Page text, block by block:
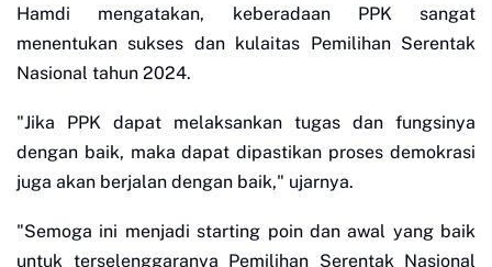
Hamdi mengatakan, keberadaan PPK sangat
menentukan sukses dan kulaitas Pemilihan Serentak
Nasional tahun 2024.
"Jika PPK dapat melaksankan tugas dan fungsinya
dengan baik, maka dapat dipastikan proses demokrasi
juga akan berjalan dengan baik," ujarnya.
"Semoga ini menjadi starting poin dan awal yang baik
untuk terselenggaranya Pemilihan Serentak Nasional